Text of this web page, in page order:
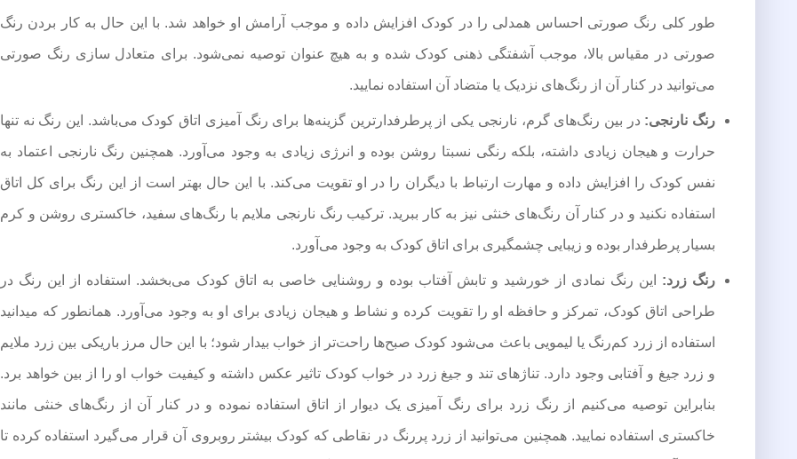
طور کلی رنگ صورتی احساس همدلی را در کودک افزایش داده و موجب آرامش او خواهد شد. با این حال به کار بردن رنگ
صورتی در مقیاس بالا، موجب آشفتگی ذهنی کودک شده و به هیچ عنوان توصیه نمی‌شود. برای متعادل سازی رنگ صورتی
می‌توانید در کنار آن از رنگ‌های نزدیک یا متضاد آن استفاده نمایید.
رنگ نارنجی: در بین رنگ‌های گرم، نارنجی یکی از پرطرفدارترین گزینه‌ها برای رنگ آمیزی اتاق کودک می‌باشد. این رنگ نه تنها
حرارت و هیجان زیادی داشته، بلکه رنگی نسبتا روشن بوده و انرژی زیادی به وجود می‌آورد. همچنین رنگ نارنجی اعتماد به
نفس کودک را افزایش داده و مهارت ارتباط با دیگران را در او تقویت می‌کند. با این حال بهتر است از این رنگ برای کل اتاق
استفاده نکنید و در کنار آن رنگ‌های خنثی نیز به کار ببرید. ترکیب رنگ نارنجی ملایم با رنگ‌های سفید، خاکستری روشن و کرم
بسیار پرطرفدار بوده و زیبایی چشمگیری برای اتاق کودک به وجود می‌آورد.
رنگ زرد: این رنگ نمادی از خورشید و تابش آفتاب بوده و روشنایی خاصی به اتاق کودک می‌بخشد. استفاده از این رنگ در
طراحی اتاق کودک، تمرکز و حافظه او را تقویت کرده و نشاط و هیجان زیادی برای او به وجود می‌آورد. همانطور که میدانید
استفاده از زرد کم‌رنگ یا لیمویی باعث می‌شود کودک صبح‌ها راحت‌تر از خواب بیدار شود؛ با این حال مرز باریکی بین زرد ملایم
و زرد جیغ و آفتابی وجود دارد. تناژهای تند و جیغ زرد در خواب کودک تاثیر عکس داشته و کیفیت خواب او را از بین خواهد برد.
بنابراین توصیه می‌کنیم از رنگ زرد برای رنگ آمیزی یک دیوار از اتاق استفاده نموده و در کنار آن از رنگ‌های خنثی مانند
خاکستری استفاده نمایید. همچنین می‌توانید از زرد پررنگ در نقاطی که کودک بیشتر روبروی آن قرار می‌گیرد استفاده کرده تا